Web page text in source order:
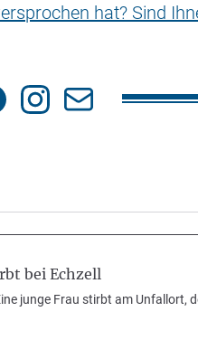
hat? Sind
bei Echzell
junge Frau stirbt am